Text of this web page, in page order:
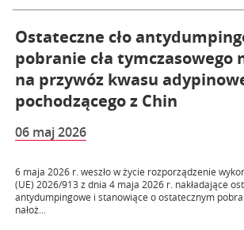
Ostateczne cło
pobranie cła tymczasowego
na przywóz kwasu
pochodzącego z Chin
06 maj 2026
6 maja 2026 r. weszło w życie rozporządzenie
(UE) 2026/913 z dnia 4 maja 2026 r. nakładające
antydumpingowe i stanowiące o ostatecznym
nałoż...